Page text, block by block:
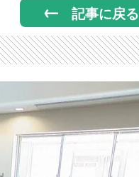
記事に戻る